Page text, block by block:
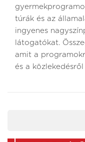
túrák és az
ingyenes
látogatókat.
amit a
és a